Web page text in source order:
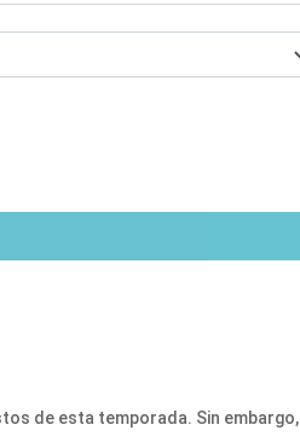
de esta temporada. Sin embargo,